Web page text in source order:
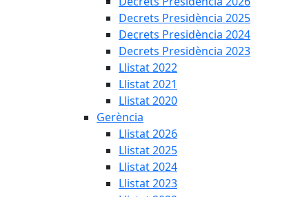
Decrets Presidència 2025
Decrets Presidència 2024
Decrets Presidència 2023
Llistat 2022
Llistat 2021
Llistat 2020
Gerència
Llistat 2026
Llistat 2025
Llistat 2024
Llistat 2023